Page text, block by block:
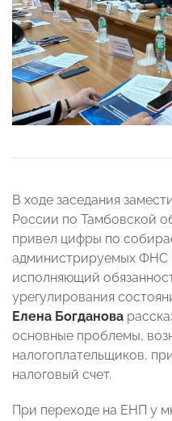
В ходе заседания
России по Тамбовской
привел цифры по
администрируемых ФНС
исполняющий
урегулирования
Елена Богданова
основные проблемы,
налогоплательщиков,
налоговый счет.
При переходе на ЕНП у